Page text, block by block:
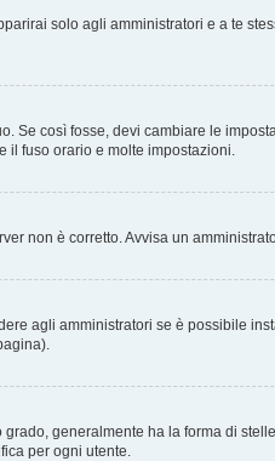
solo agli amministratori e a te
Se così fosse, devi cambiare le
il fuso orario e molte impostazioni.
non è corretto. Avvisa un
agli amministratori se è possibile
generalmente ha la forma di
per ogni utente.